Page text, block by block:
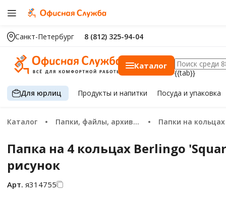
Санкт-Петербург 8 (812) 325-94-04
Каталог
{{tab}}
Для юрлиц Продуктыи напитки Посуда и упаковка
Каталог Папки, файлы, архивация Папки на кольцах
Папка на 4 кольцах Berlingo
рисунок
Арт. я314755